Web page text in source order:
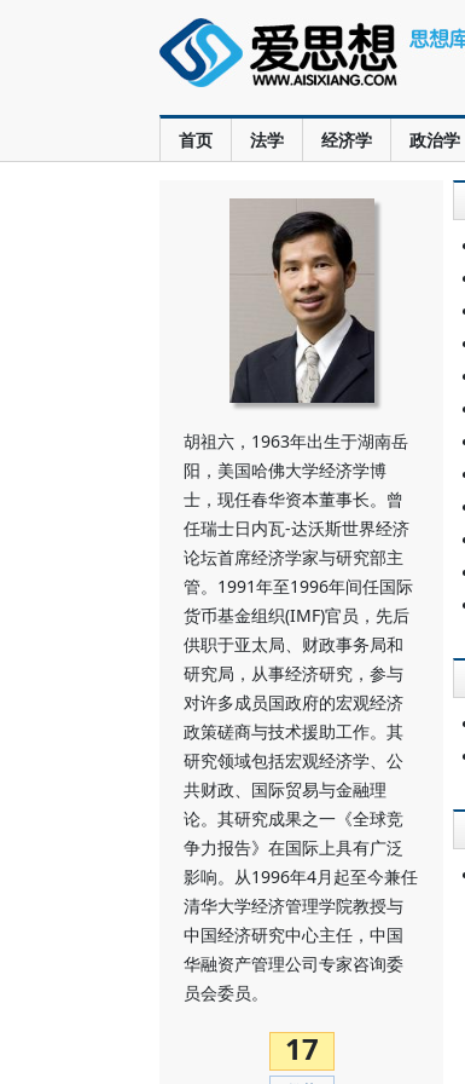
首页 法学 经济学 政治学
胡祖六，1963年出生于湖南岳
阳，美国哈佛大学经济学博
士，现任春华资本董事长。曾
任瑞士日内瓦-达沃斯世界经济
论坛首席经济学家与研究部主
管。1991年至1996年间任国际
货币基金组织(IMF)官员，先后
供职于亚太局、财政事务局和
研究局，从事经济研究，参与
对许多成员国政府的宏观经济
政策磋商与技术援助工作。其
研究领域包括宏观经济学、公
共财政、国际贸易与金融理
论。其研究成果之一《全球竞
争力报告》在国际上具有广泛
影响。从1996年4月起至今兼任
清华大学经济管理学院教授与
中国经济研究中心主任，中国
华融资产管理公司专家咨询委
员会委员。
17